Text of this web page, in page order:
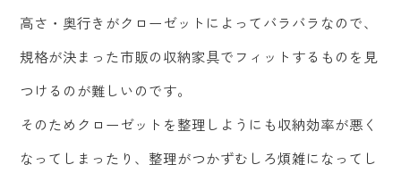
高さ・奥行きがクローゼットによってバラバラなので、
規格が決まった市販の収納家具でフィットするものを見
つけるのが難しいのです。
そのためクローゼットを整理しようにも収納効率が悪く
なってしまったり、整理がつかずむしろ煩雑になってし